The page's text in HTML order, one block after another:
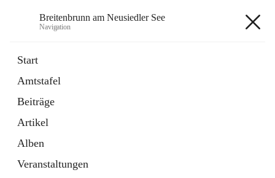
Breitenbrunn am Neusiedler See
Navigation
Start
Amtstafel
Beiträge
Artikel
Alben
Veranstaltungen
18 Schnellzugriffe
Gemeindeservice